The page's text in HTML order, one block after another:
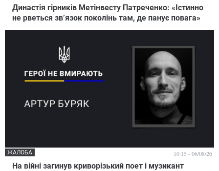
Династія гірників Метінвесту Патреченко: «Істинно
не рветься зв’язок поколінь там, де панує повага»
На війні загинув криворізький поет і музикант
ЖАЛОБА 10:15 - 06/08/26